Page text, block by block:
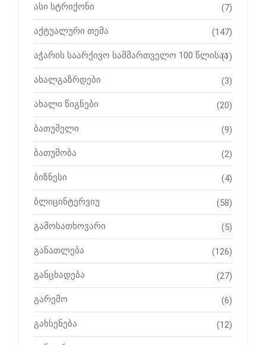
ასი სტრიქონი (7)
აქტუალური თემა (147)
აჭარის საარქივო სამმართველო 100 წლისაა
(1)
ახალგაზრდები (3)
ახალი წიგნები (20)
ბათუმელი (9)
ბათუმობა (2)
ბიზნესი (4)
ბლიცინტერვიუ (58)
გამოსათხოვარი (5)
განათლება (126)
განცხადება (27)
გარემო (6)
გახსენება (12)